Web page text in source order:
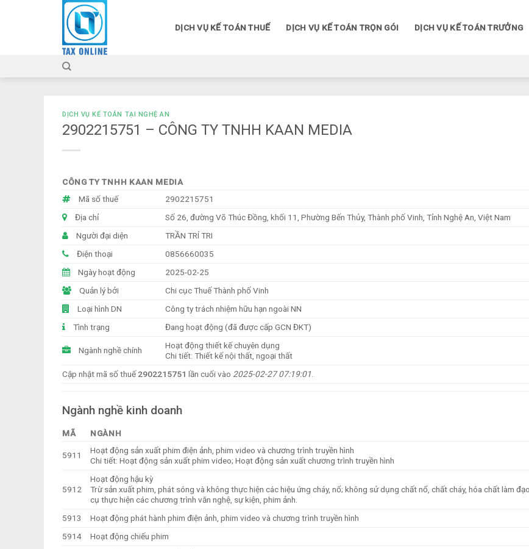
DỊCH VỤ KẾ TOÁN THUẾ DỊCH VỤ KẾ TOÁN TRỌN GÓI DỊCH VỤ KẾ TOÁN TRƯỞNG
DỊCH VỤ KẾ TOÁN TẠI NGHỆ AN
2902215751 – CÔNG TY TNHH KAAN MEDIA
CÔNG TY TNHH KAAN MEDIA
Mã số thuế
2902215751
Địa chỉ
Số 26, đường Võ Thúc Đồng, khối 11, Phường Bến Thủy, Thành phố Vinh, Tỉnh Nghệ An, Việt Nam
Người đại diện
TRẦN TRÍ TRI
Điện thoại
0856660035
Ngày hoạt động
2025-02-25
Quản lý bởi
Chi cục Thuế Thành phố Vinh
Loại hình DN
Công ty trách nhiệm hữu hạn ngoài NN
Tình trạng
Đang hoạt động (đã được cấp GCN ĐKT)
Ngành nghề chính
Hoạt động thiết kế chuyên dụng
Chi tiết: Thiết kế nội thất, ngoại thất
Cập nhật mã số thuế2902215751 lần cuối vào 2025-02-27 07:19:01.
Ngành nghề kinh doanh
MÃ NGÀNH
5911
Hoạt động sản xuất phim điện ảnh, phim video và chương trình truyền hình
Chi tiết: Hoạt động sản xuất phim video; Hoạt động sản xuất chương trình truyền hình
5912
Hoạt động hậu kỳ
Trừ sản xuất phim, phát sóng và không thực hiện các hiệu ứng cháy, nổ; không sử dụng chất nổ, chất cháy, hóa chất làm
cụ thực hiện các chương trình văn nghệ, sự kiện, phim ảnh.
5913
Hoạt động phát hành phim điện ảnh, phim video và chương trình truyền hình
5914
Hoạt động chiếu phim